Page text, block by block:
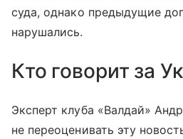
суда, однако предыдущие
нарушались.
Кто говорит за
Эксперт клуба «Валдай»
не переоценивать эту